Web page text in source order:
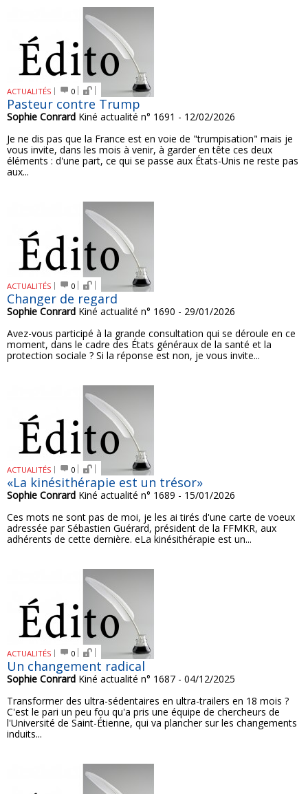
ACTUALITÉS 0
Pasteur contre Trump
Sophie Conrard Kiné actualité n° 1691 - 12/02/2026
Je ne dis pas que la France est en voie de "trumpisation" mais je
vous invite, dans les mois à venir, à garder en tête ces deux
éléments : d'une part, ce qui se passe aux États-Unis ne reste pas
aux...
ACTUALITÉS 0
Changer de regard
Sophie Conrard Kiné actualité n° 1690 - 29/01/2026
Avez-vous participé à la grande consultation qui se déroule en ce
moment, dans le cadre des États généraux de la santé et la
protection sociale ? Si la réponse est non, je vous invite...
ACTUALITÉS 0
«La kinésithérapie est un trésor»
Sophie Conrard Kiné actualité n° 1689 - 15/01/2026
Ces mots ne sont pas de moi, je les ai tirés d'une carte de voeux
adressée par Sébastien Guérard, président de la FFMKR, aux
adhérents de cette dernière. eLa kinésithérapie est un...
ACTUALITÉS 0
Un changement radical
Sophie Conrard Kiné actualité n° 1687 - 04/12/2025
Transformer des ultra-sédentaires en ultra-trailers en 18 mois ?
C'est le pari un peu fou qu'a pris une équipe de chercheurs de
l'Université de Saint-Étienne, qui va plancher sur les changements
induits...